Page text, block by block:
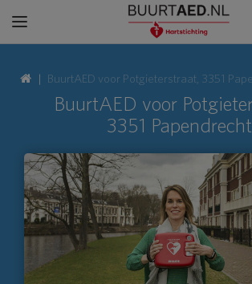
BuurtAED voor Potgieterstraat, 3351
BuurtAED voor
3351 Papendrecht